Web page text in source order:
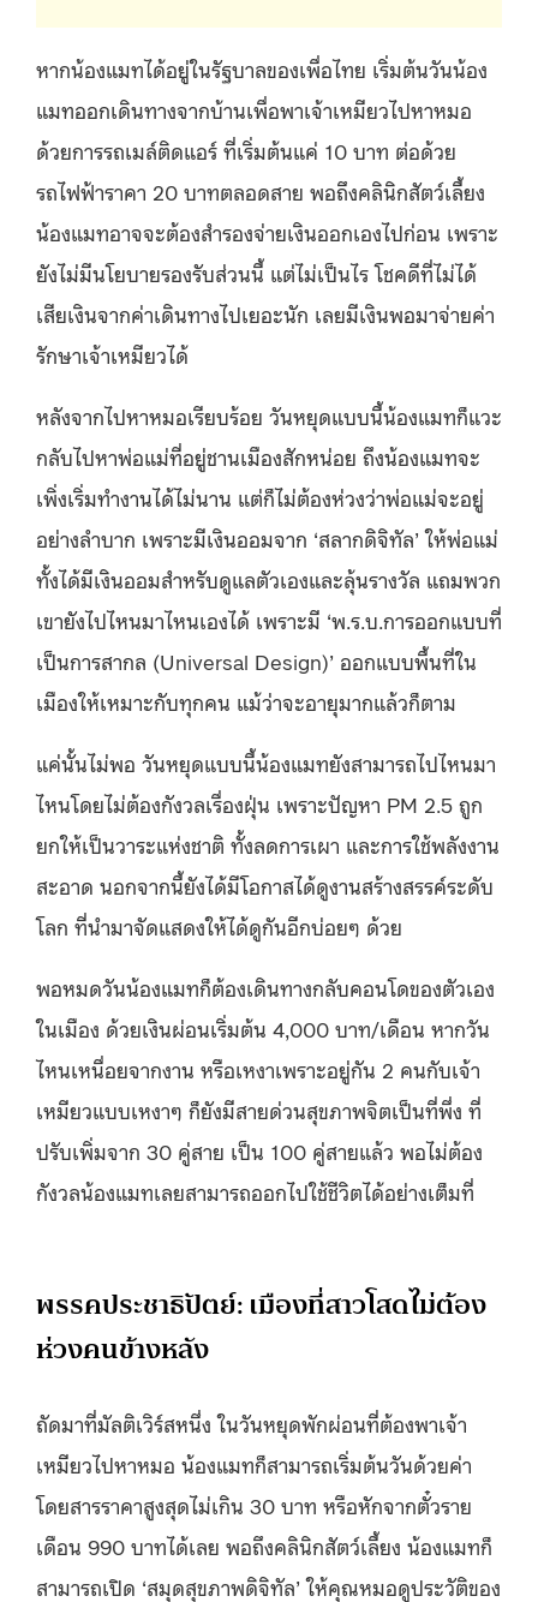
หากน้องแมทได้อยู่ในรัฐบาลของเพื่อไทย เริ่มต้นวันน้อง
แมทออกเดินทางจากบ้านเพื่อพาเจ้าเหมียวไปหาหมอ
ด้วยการรถเมล์ติดแอร์ ที่เริ่มต้นแค่ 10 บาท ต่อด้วย
รถไฟฟ้าราคา 20 บาทตลอดสาย พอถึงคลินิกสัตว์เลี้ยง
น้องแมทอาจจะต้องสำรองจ่ายเงินออกเองไปก่อน เพราะ
ยังไม่มีนโยบายรองรับส่วนนี้ แต่ไม่เป็นไร โชคดีที่ไม่ได้
เสียเงินจากค่าเดินทางไปเยอะนัก เลยมีเงินพอมาจ่ายค่า
รักษาเจ้าเหมียวได้
หลังจากไปหาหมอเรียบร้อย วันหยุดแบบนี้น้องแมทก็แวะ
กลับไปหาพ่อแม่ที่อยู่ชานเมืองสักหน่อย ถึงน้องแมทจะ
เพิ่งเริ่มทำงานได้ไม่นาน แต่ก็ไม่ต้องห่วงว่าพ่อแม่จะอยู่
อย่างลำบาก เพราะมีเงินออมจาก ‘สลากดิจิทัล’ ให้พ่อแม่
ทั้งได้มีเงินออมสำหรับดูแลตัวเองและลุ้นรางวัล แถมพวก
เขายังไปไหนมาไหนเองได้ เพราะมี ‘พ.ร.บ.การออกแบบที่
เป็นการสากล (Universal Design)’ ออกแบบพื้นที่ใน
เมืองให้เหมาะกับทุกคน แม้ว่าจะอายุมากแล้วก็ตาม
แค่นั้นไม่พอ วันหยุดแบบนี้น้องแมทยังสามารถไปไหนมา
ไหนโดยไม่ต้องกังวลเรื่องฝุ่น เพราะปัญหา PM 2.5 ถูก
ยกให้เป็นวาระแห่งชาติ ทั้งลดการเผา และการใช้พลังงาน
สะอาด นอกจากนี้ยังได้มีโอกาสได้ดูงานสร้างสรรค์ระดับ
โลก ที่นำมาจัดแสดงให้ได้ดูกันอีกบ่อยๆ ด้วย
พอหมดวันน้องแมทก็ต้องเดินทางกลับคอนโดของตัวเอง
ในเมือง ด้วยเงินผ่อนเริ่มต้น 4,000 บาท/เดือน หากวัน
ไหนเหนื่อยจากงาน หรือเหงาเพราะอยู่กัน 2 คนกับเจ้า
เหมียวแบบเหงาๆ ก็ยังมีสายด่วนสุขภาพจิตเป็นที่พึ่ง ที่
ปรับเพิ่มจาก 30 คู่สาย เป็น 100 คู่สายแล้ว พอไม่ต้อง
กังวลน้องแมทเลยสามารถออกไปใช้ชีวิตได้อย่างเต็มที่
พรรคประชาธิปัตย์: เมืองที่สาวโสดไม่ต้อง
ห่วงคนข้างหลัง
ถัดมาที่มัลติเวิร์สหนึ่ง ในวันหยุดพักผ่อนที่ต้องพาเจ้า
เหมียวไปหาหมอ น้องแมทก็สามารถเริ่มต้นวันด้วยค่า
โดยสารราคาสูงสุดไม่เกิน 30 บาท หรือหักจากตั๋วราย
เดือน 990 บาทได้เลย พอถึงคลินิกสัตว์เลี้ยง น้องแมทก็
สามารถเปิด ‘สมุดสุขภาพดิจิทัล’ ให้คุณหมอดูประวัติของ